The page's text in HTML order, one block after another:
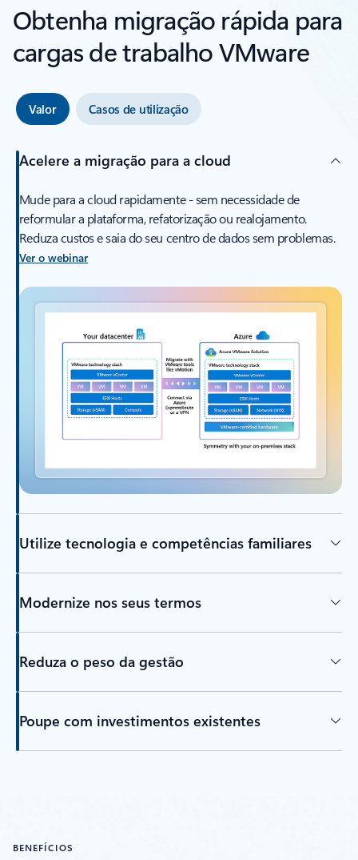
Obtenha migração rápida para
cargas de trabalho VMware
Valor Casos de utilização
Acelere a migração para a cloud
Mude para a cloud rapidamente - sem necessidade de
reformular a plataforma, refatorização ou realojamento.
Reduza custos e saia do seu centro de dados sem problemas.
Ver o webinar
Utilize tecnologia e competências familiares
Modernize nos seus termos
Reduza o peso da gestão
Poupe com investimentos existentes
BENEFÍCIOS